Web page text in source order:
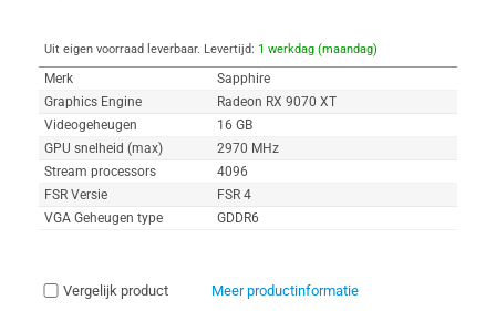
Uit eigen voorraad leverbaar. Levertijd: 1 werkdag (maandag)
Merk
Sapphire
Graphics Engine
Radeon RX 9070 XT
Videogeheugen
16 GB
GPU snelheid (max)
2970 MHz
Stream processors
4096
FSR Versie
FSR 4
VGA Geheugen type
GDDR6
Vergelijk product Meer productinformatie